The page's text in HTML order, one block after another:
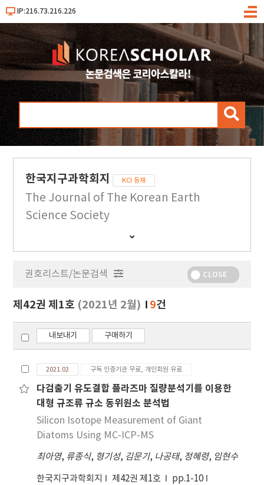
IP:216.73.216.226
메
검
한국지구과학회지 KCI 등재
The Journal of The Korean Earth
Science Society
간
행
보
기
권호리스트/논문검색 CLOSE
제42권 제1호 (2021년 2월) 9건
내보내기 구매하기
2021.02 구독 인증기관 무료, 개인회원 유료
다검출기 유도결합 플라즈마 질량분석기를 이용한
대형 규조류 규소 동위원소 분석법
Silicon Isotope Measurement of Giant
Diatoms Using MC-ICP-MS
최아영, 류종식, 형기성, 김문기, 나공태, 정혜령, 임현수
한국지구과학회지 제42권 제1호
pp.1-10